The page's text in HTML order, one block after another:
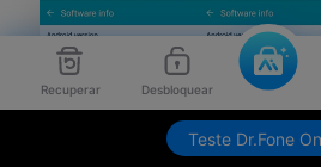
Recuperar Desbloquear
Teste Dr.Fone